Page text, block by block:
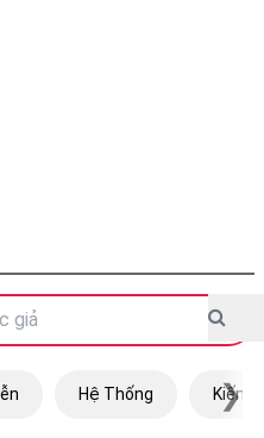
Hệ Thống Kiếm
❯